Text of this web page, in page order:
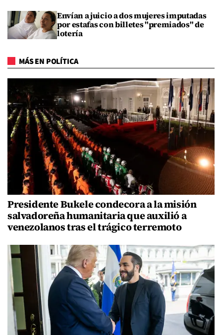
Envían a juicio a dos mujeres imputadas
por estafas con billetes "premiados" de
lotería
MÁS EN POLÍTICA
Presidente Bukele condecora a la misión
salvadoreña humanitaria que auxilió a
venezolanos tras el trágico terremoto